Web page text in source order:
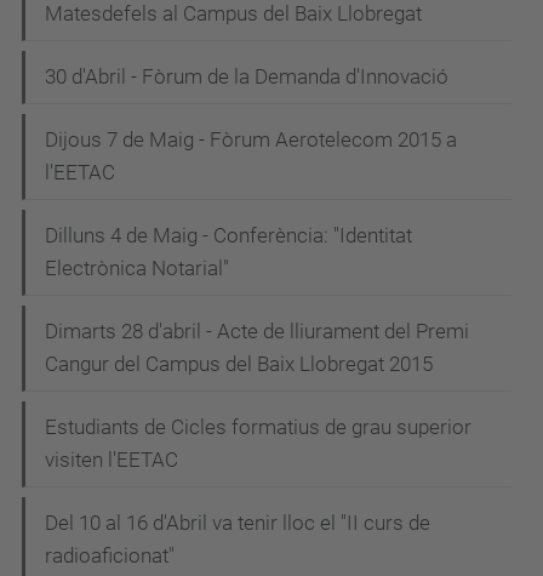
Matesdefels al Campus del Baix Llobregat
30 d'Abril - Fòrum de la Demanda d'Innovació
Dijous 7 de Maig - Fòrum Aerotelecom 2015 a
l'EETAC
Dilluns 4 de Maig - Conferència: "Identitat
Electrònica Notarial"
Dimarts 28 d'abril - Acte de lliurament del Premi
Cangur del Campus del Baix Llobregat 2015
Estudiants de Cicles formatius de grau superior
visiten l'EETAC
Del 10 al 16 d'Abril va tenir lloc el "II curs de
radioaficionat"